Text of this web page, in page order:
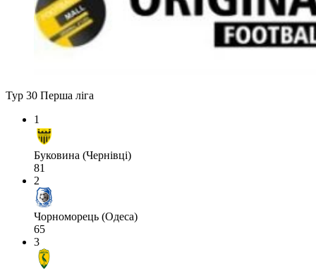
Тур 30 Перша ліга
1
Буковина (Чернівці)
81
2
Чорноморець (Одеса)
65
3